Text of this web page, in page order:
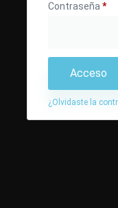
Contraseña *
Acceso
¿Olvidaste la